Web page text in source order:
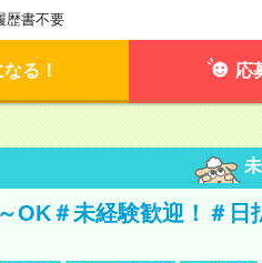
歴書不要
る！ 応
OK＃未経験歓迎！＃